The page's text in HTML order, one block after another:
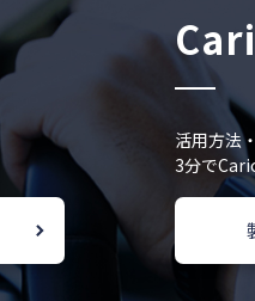
活用方法
3分で